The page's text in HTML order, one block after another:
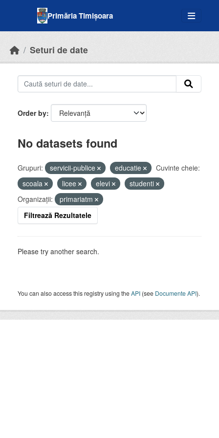
Primăria Timișoara
Seturi de date
Order by
No datasets found
Grupuri: servicii-publice educatie
Cuvinte cheie:
scoala
licee elevi
studenti
Organizații:
primariatm
Filtrează Rezultatele
Please try another search.
You can also access this registry using theAPI (see Documente API).